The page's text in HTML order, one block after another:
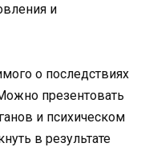
и
о последствиях
презентовать
и психическом
в результате